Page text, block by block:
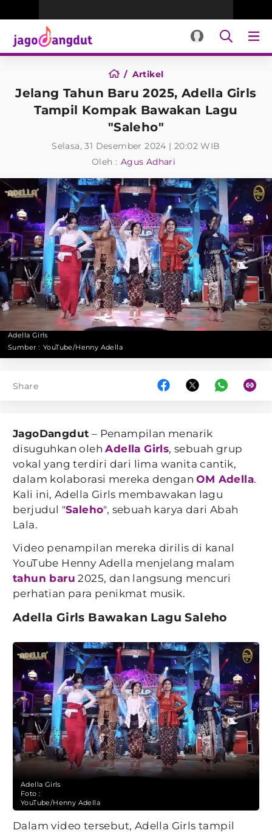
Artikel
Jelang Tahun Baru 2025, Adella Girls
Tampil Kompak Bawakan Lagu
"Saleho"
Selasa, 31 Desember 2024 | 20:02 WIB
Oleh : Agus Adhari
Adella Girls
Sumber : YouTube/Henny Adella
Share
JagoDangdut – Penampilan menarik
disuguhkan olehAdella Girls, sebuah grup
vokal yang terdiri dari lima wanita cantik,
dalam kolaborasi mereka denganOM Adella.
Kali ini, Adella Girls membawakan lagu
berjudul "Saleho", sebuah karya dari Abah
Lala.
Video penampilan mereka dirilis di kanal
YouTube Henny Adella menjelang malam
tahun baru 2025, dan langsung mencuri
perhatian para penikmat musik.
Adella Girls Bawakan Lagu Saleho
Adella Girls
Foto :
YouTube/Henny Adella
Dalam video tersebut, Adella Girls tampil